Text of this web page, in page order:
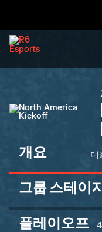
개요 대
그룹 스테이
플레이오프